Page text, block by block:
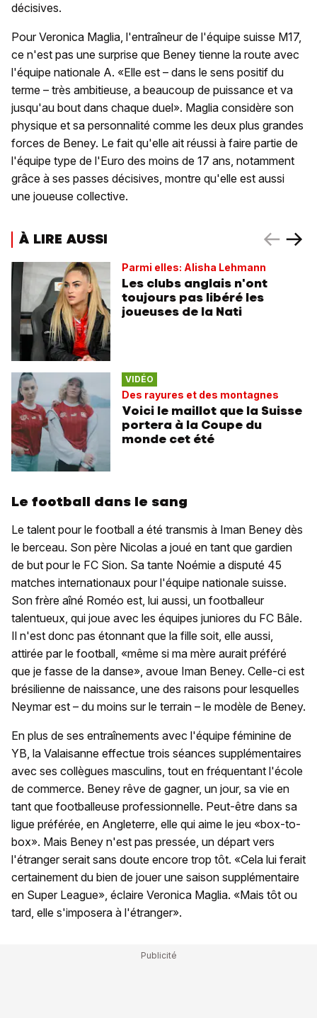
décisives.
Pour Veronica Maglia, l'entraîneur de l'équipe suisse M17,
ce n'est pas une surprise que Beney tienne la route avec
l'équipe nationale A. «Elle est – dans le sens positif du
terme – très ambitieuse, a beaucoup de puissance et va
jusqu'au bout dans chaque duel». Maglia considère son
physique et sa personnalité comme les deux plus grandes
forces de Beney. Le fait qu'elle ait réussi à faire partie de
l'équipe type de l'Euro des moins de 17 ans, notamment
grâce à ses passes décisives, montre qu'elle est aussi
une joueuse collective.
À LIRE AUSSI
Parmi elles: Alisha Lehmann
Les clubs anglais n'ont
toujours pas libéré les
joueuses de la Nati
VIDÉO
Des rayures et des montagnes
Voici le maillot que la Suisse
portera à la Coupe du
monde cet été
Le football dans le sang
Le talent pour le football a été transmis à Iman Beney dès
le berceau. Son père Nicolas a joué en tant que gardien
de but pour le FC Sion. Sa tante Noémie a disputé 45
matches internationaux pour l'équipe nationale suisse.
Son frère aîné Roméo est, lui aussi, un footballeur
talentueux, qui joue avec les équipes juniores du FC Bâle.
Il n'est donc pas étonnant que la fille soit, elle aussi,
attirée par le football, «même si ma mère aurait préféré
que je fasse de la danse», avoue Iman Beney. Celle-ci est
brésilienne de naissance, une des raisons pour lesquelles
Neymar est – du moins sur le terrain – le modèle de Beney.
En plus de ses entraînements avec l'équipe féminine de
YB, la Valaisanne effectue trois séances supplémentaires
avec ses collègues masculins, tout en fréquentant l'école
de commerce. Beney rêve de gagner, un jour, sa vie en
tant que footballeuse professionnelle. Peut-être dans sa
ligue préférée, en Angleterre, elle qui aime le jeu «box-to-
box». Mais Beney n'est pas pressée, un départ vers
l'étranger serait sans doute encore trop tôt. «Cela lui ferait
certainement du bien de jouer une saison supplémentaire
en Super League», éclaire Veronica Maglia. «Mais tôt ou
tard, elle s'imposera à l'étranger».